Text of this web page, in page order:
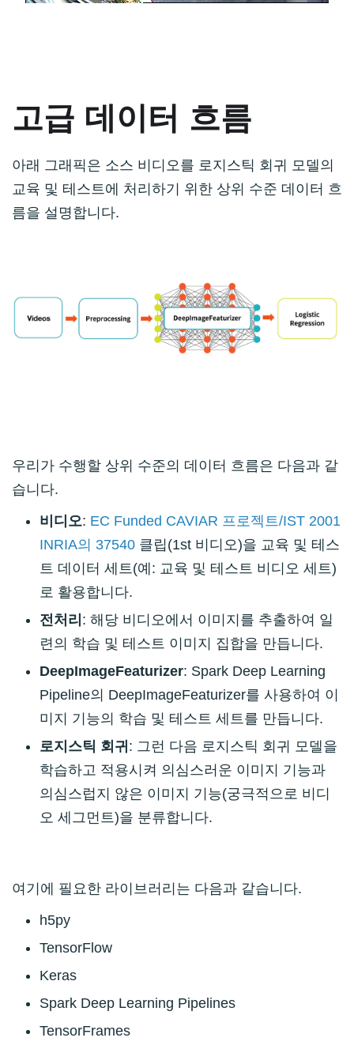
고급 데이터 흐름
아래 그래픽은 소스 비디오를 로지스틱 회귀 모델의
교육 및 테스트에 처리하기 위한 상위 수준 데이터 흐
름을 설명합니다.
우리가 수행할 상위 수준의 데이터 흐름은 다음과 같
습니다.
비디오: EC Funded CAVIAR 프로젝트/IST 2001
INRIA의 37540 클립(1st 비디오)을 교육 및 테스
트 데이터 세트(예: 교육 및 테스트 비디오 세트)
로 활용합니다.
전처리 : 해당 비디오에서 이미지를 추출하여 일
련의 학습 및 테스트 이미지 집합을 만듭니다.
DeepImageFeaturizer: Spark Deep Learning
Pipeline의 DeepImageFeaturizer를 사용하여 이
미지 기능의 학습 및 테스트 세트를 만듭니다.
로지스틱 회귀 : 그런 다음 로지스틱 회귀 모델을
학습하고 적용시켜 의심스러운 이미지 기능과
의심스럽지 않은 이미지 기능(궁극적으로 비디
오 세그먼트)을 분류합니다.
여기에 필요한 라이브러리는 다음과 같습니다.
h5py
TensorFlow
Keras
Spark Deep Learning Pipelines
TensorFrames